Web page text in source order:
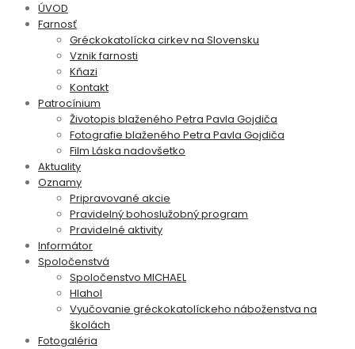
ÚVOD
Farnosť
Gréckokatolícka cirkev na Slovensku
Vznik farnosti
Kňazi
Kontakt
Patrocínium
Životopis blaženého Petra Pavla Gojdiča
Fotografie blaženého Petra Pavla Gojdiča
Film Láska nadovšetko
Aktuality
Oznamy
Pripravované akcie
Pravidelný bohoslužobný program
Pravidelné aktivity
Informátor
Spoločenstvá
Spoločenstvo MICHAEL
Hlahol
Vyučovanie gréckokatolíckeho náboženstva na
školách
Fotogaléria